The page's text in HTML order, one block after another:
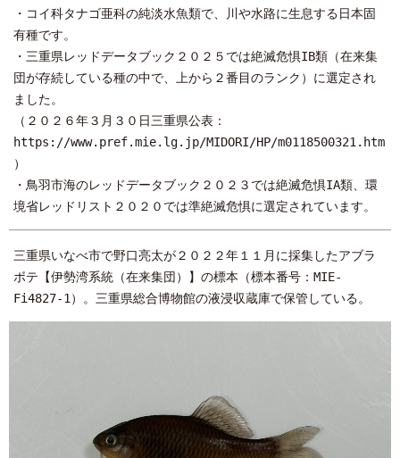
・コイ科タナゴ亜科の純淡水魚類で、川や水路に生息する日本固
有種です。
・三重県レッドデータブック２０２５では絶滅危惧IB類（在来集
団が存続している種の中で、上から２番目のランク）に選定され
ました。
（２０２６年３月３０日三重県公表：
https://www.pref.mie.lg.jp/MIDORI/HP/m0118500321.htm
）
・鳥羽市海のレッドデータブック２０２３では絶滅危惧IA類、環
境省レッドリスト２０２０では準絶滅危惧に選定されています。
三重県いなべ市で野口亮太が２０２２年１１月に採集したアブラ
ボテ【伊勢湾系統（在来集団）】の標本（標本番号：MIE-
Fi4827-1）。三重県総合博物館の液浸収蔵庫で保管している。